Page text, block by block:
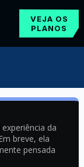
VEJA OS
PLANOS
da
breve, ela
pensada